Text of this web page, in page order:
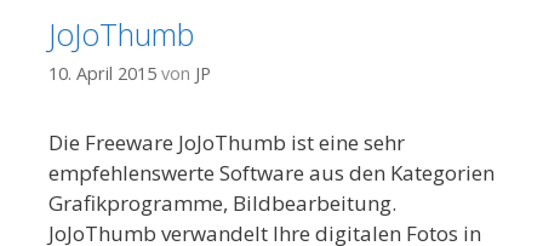
JoJoThumb
10. April 2015 von JP
Die Freeware JoJoThumb ist eine sehr
empfehlenswerte Software aus den Kategorien
Grafikprogramme, Bildbearbeitung.
JoJoThumb verwandelt Ihre digitalen Fotos in